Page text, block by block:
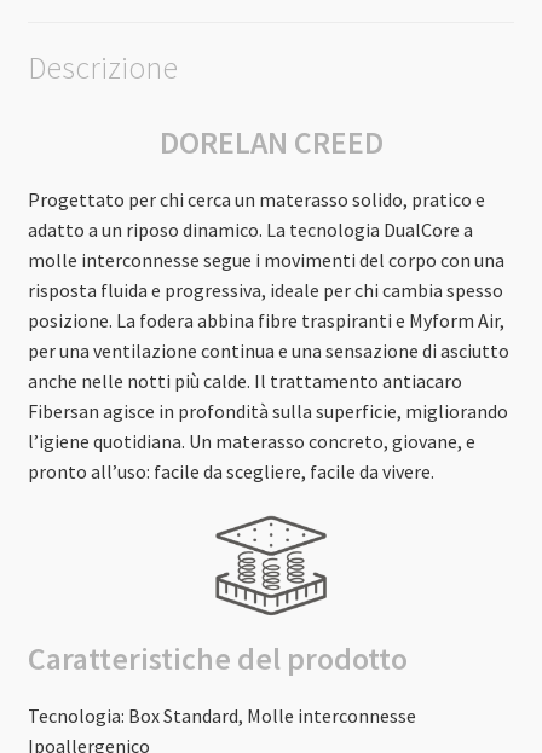
Descrizione
DORELAN CREED
Progettato per chi cerca un materasso solido, pratico e
adatto a un riposo dinamico. La tecnologia DualCore a
molle interconnesse segue i movimenti del corpo con una
risposta fluida e progressiva, ideale per chi cambia spesso
posizione. La fodera abbina fibre traspiranti e Myform Air,
per una ventilazione continua e una sensazione di asciutto
anche nelle notti più calde. Il trattamento antiacaro
Fibersan agisce in profondità sulla superficie, migliorando
l’igiene quotidiana. Un materasso concreto, giovane, e
pronto all’uso: facile da scegliere, facile da vivere.
Caratteristiche del prodotto
Tecnologia: Box Standard, Molle interconnesse
Ipoallergenico